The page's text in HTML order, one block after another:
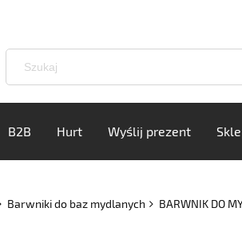
B2B Hurt Wyślij prezent
Barwniki do baz mydlanych BARWNIK DO